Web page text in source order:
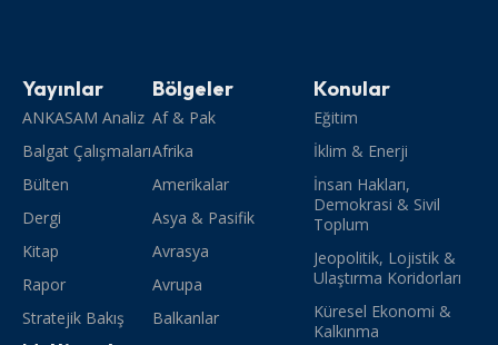
Yayınlar
ANKASAM Analiz
Balgat Çalışmaları
Bülten
Dergi
Kitap
Rapor
Stratejik Bakış
Bölgeler
Af & Pak
Afrika
Amerikalar
Asya & Pasifik
Avrasya
Avrupa
Balkanlar
Konular
Eğitim
İklim & Enerji
İnsan Hakları,
Demokrasi & Sivil
Toplum
Jeopolitik, Lojistik &
Ulaştırma Koridorları
Küresel Ekonomi &
Kalkınma